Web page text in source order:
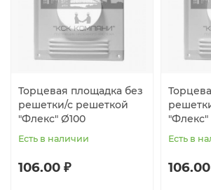
Торцевая площадка без
решетки/с решеткой
"Флекс" Ø100
Есть в наличии
106.00 ₽
"Флекс"
Есть в